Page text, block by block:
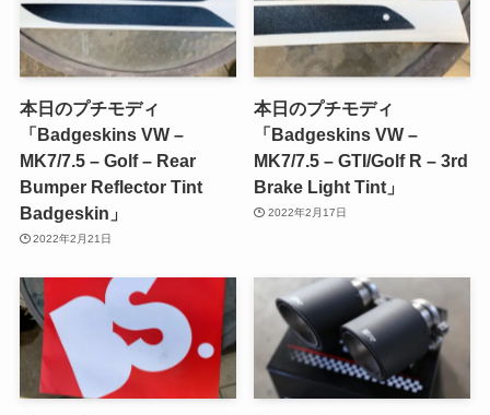
本日のプチモディ
「Badgeskins VW –
MK7/7.5 – Golf – Rear
Bumper Reflector Tint
Badgeskin」
2022年2月21日
本日のプチモディ
「Badgeskins VW –
MK7/7.5 – GTI/Golf R – 3rd
Brake Light Tint」
2022年2月17日